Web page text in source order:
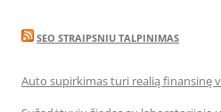
SEO STRAIPSNIU TALPINIMAS
Auto supirkimas turi realią finansinę